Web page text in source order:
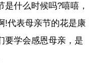
什么时候吗?嘻嘻，
!代表母亲节的花是康
要学会感恩母亲，是